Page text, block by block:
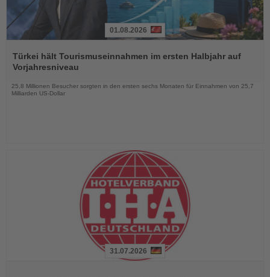
Sie
die
Nachrichten
01.08.2026
Türkei hält Tourismuseinnahmen im ersten Halbjahr auf
Vorjahresniveau
25,8 Millionen Besucher sorgten in den ersten sechs Monaten für Einnahmen von 25,7
Milliarden US-Dollar
31.07.2026